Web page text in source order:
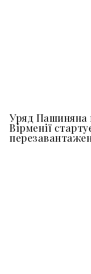
Уряд Пашиняна
Вірменії